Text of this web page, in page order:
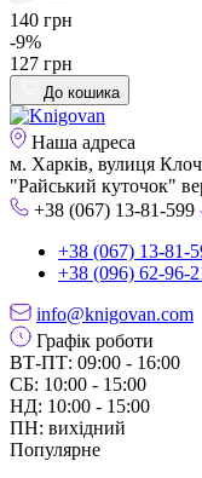
140 грн
-9%
127 грн
До кошика
Наша адреса
м. Харків, вулиця
"Райський куточок"
+38 (067) 13-81-599
+38 (067) 13-81-
+38 (096) 62-96-
info@knigovan.com
Графік роботи
ВТ-ПТ: 09:00 - 16:00
СБ: 10:00 - 15:00
НД: 10:00 - 15:00
ПН: вихідний
Популярне